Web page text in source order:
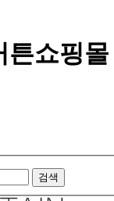
쇼핑
검색